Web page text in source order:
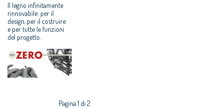
Il legno infinitamente
rinnovabile: per il
design, per il costruire
e per tutte le funzioni
del progetto.
Pagina 1 di 2